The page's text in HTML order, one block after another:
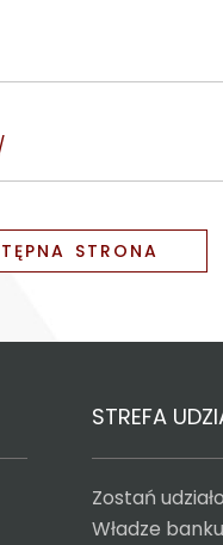
STRONA
STREFA
Zostań
Władze banku